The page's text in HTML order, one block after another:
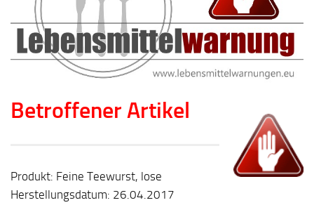
Betroffener Artikel
Produkt: Feine Teewurst, lose
Herstellungsdatum: 26.04.2017